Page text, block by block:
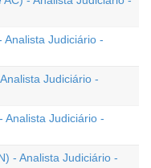
Analista Judiciário -
Judiciário -
Analista Judiciário -
- Analista Judiciário -